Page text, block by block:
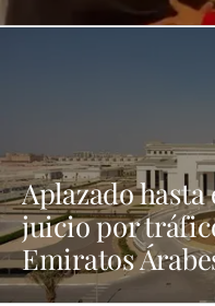
Aplazado hasta
juicio por
Emiratos